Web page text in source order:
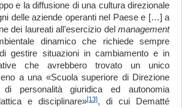
e la diffusione di una cultura direzionale
delle aziende operanti nel Paese e […] a
dei laureati all’esercizio del management
dinamico che richiede sempre
gestire situazioni in cambiamento e in
che avrebbero trovato un unico
a una «Scuola superiore di Direzione
di personalità giuridica ed autonomia
e disciplinare»[13], di cui Dematté